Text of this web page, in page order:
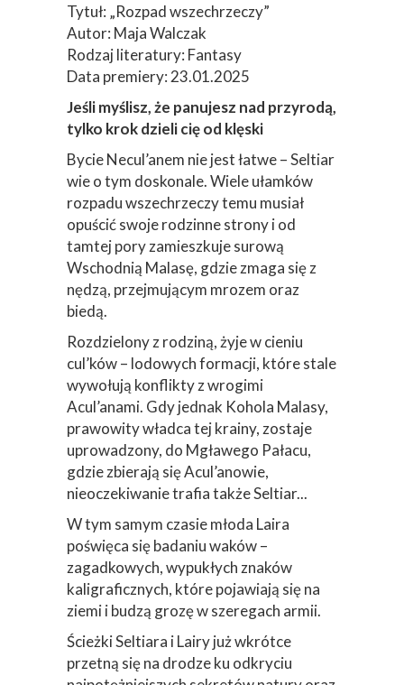
Tytuł: „Rozpad wszechrzeczy”
Autor: Maja Walczak
Rodzaj literatury: Fantasy
Data premiery: 23.01.2025
Jeśli myślisz, że panujesz nad przyrodą,
tylko krok dzieli cię od klęski
Bycie Necul’anem nie jest łatwe – Seltiar
wie o tym doskonale. Wiele ułamków
rozpadu wszechrzeczy temu musiał
opuścić swoje rodzinne strony i od
tamtej pory zamieszkuje surową
Wschodnią Malasę, gdzie zmaga się z
nędzą, przejmującym mrozem oraz
biedą.
Rozdzielony z rodziną, żyje w cieniu
cul’ków – lodowych formacji, które stale
wywołują konflikty z wrogimi
Acul’anami. Gdy jednak Kohola Malasy,
prawowity władca tej krainy, zostaje
uprowadzony, do Mgławego Pałacu,
gdzie zbierają się Acul’anowie,
nieoczekiwanie trafia także Seltiar...
W tym samym czasie młoda Laira
poświęca się badaniu waków –
zagadkowych, wypukłych znaków
kaligraficznych, które pojawiają się na
ziemi i budzą grozę w szeregach armii.
Ścieżki Seltiara i Lairy już wkrótce
przetną się na drodze ku odkryciu